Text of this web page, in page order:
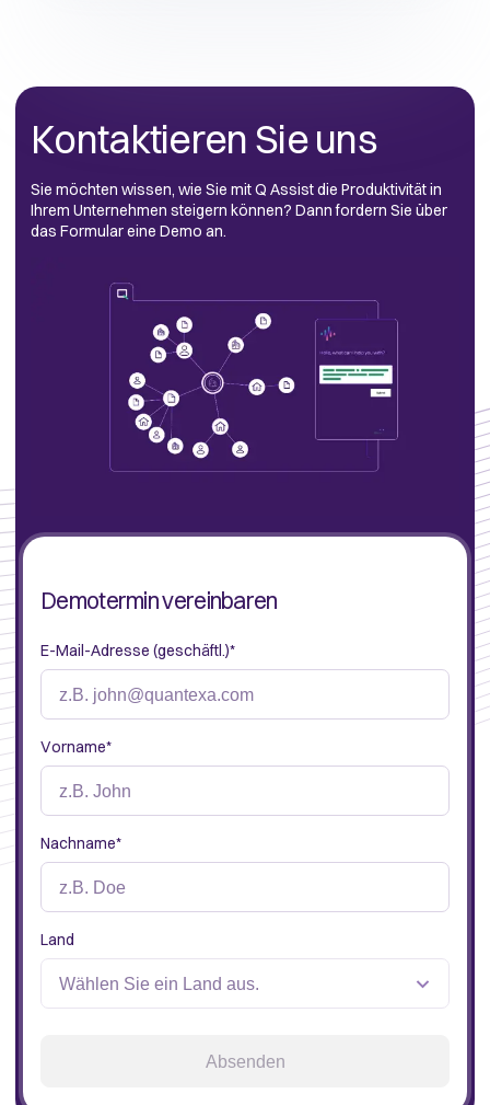
Kontaktieren Sie uns
Sie möchten wissen, wie Sie mit Q Assist die Produktivität in
Ihrem Unternehmen steigern können? Dann fordern Sie über
das Formular eine Demo an.
Demotermin vereinbaren
E-Mail-Adresse (geschäftl.)*
Vorname*
Nachname*
Land
Absenden